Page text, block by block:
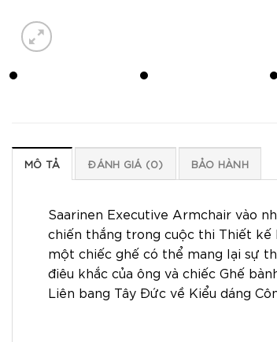
MÔ TẢ ĐÁNH GIÁ (0) BẢO HÀNH
Saarinen Executive Armchair vào
chiến thắng trong cuộc thi Thiết kế
một chiếc ghế có thể mang lại sự
điêu khắc của ông và chiếc Ghế
Liên bang Tây Đức về Kiểu dáng